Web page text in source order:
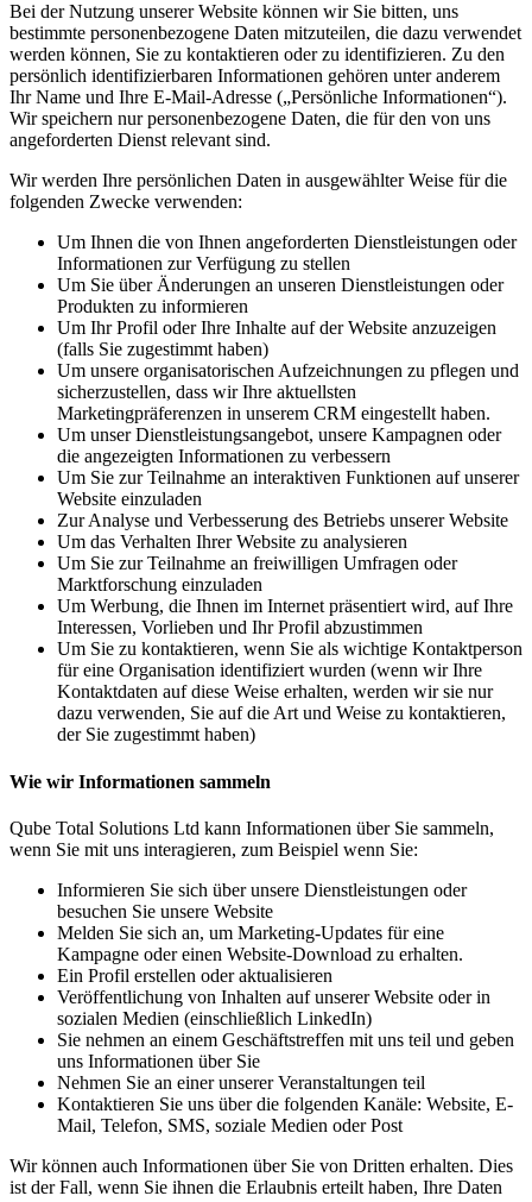
Bei der Nutzung unserer Website können wir Sie bitten, uns
bestimmte personenbezogene Daten mitzuteilen, die dazu verwendet
werden können, Sie zu kontaktieren oder zu identifizieren. Zu den
persönlich identifizierbaren Informationen gehören unter anderem
Ihr Name und Ihre E-Mail-Adresse („Persönliche Informationen“).
Wir speichern nur personenbezogene Daten, die für den von uns
angeforderten Dienst relevant sind.
Wir werden Ihre persönlichen Daten in ausgewählter Weise für die
folgenden Zwecke verwenden:
Um Ihnen die von Ihnen angeforderten Dienstleistungen oder
Informationen zur Verfügung zu stellen
Um Sie über Änderungen an unseren Dienstleistungen oder
Produkten zu informieren
Um Ihr Profil oder Ihre Inhalte auf der Website anzuzeigen
(falls Sie zugestimmt haben)
Um unsere organisatorischen Aufzeichnungen zu pflegen und
sicherzustellen, dass wir Ihre aktuellsten
Marketingpräferenzen in unserem CRM eingestellt haben.
Um unser Dienstleistungsangebot, unsere Kampagnen oder
die angezeigten Informationen zu verbessern
Um Sie zur Teilnahme an interaktiven Funktionen auf unserer
Website einzuladen
Zur Analyse und Verbesserung des Betriebs unserer Website
Um das Verhalten Ihrer Website zu analysieren
Um Sie zur Teilnahme an freiwilligen Umfragen oder
Marktforschung einzuladen
Um Werbung, die Ihnen im Internet präsentiert wird, auf Ihre
Interessen, Vorlieben und Ihr Profil abzustimmen
Um Sie zu kontaktieren, wenn Sie als wichtige Kontaktperson
für eine Organisation identifiziert wurden (wenn wir Ihre
Kontaktdaten auf diese Weise erhalten, werden wir sie nur
dazu verwenden, Sie auf die Art und Weise zu kontaktieren,
der Sie zugestimmt haben)
Wie wir Informationen sammeln
Qube Total Solutions Ltd kann Informationen über Sie sammeln,
wenn Sie mit uns interagieren, zum Beispiel wenn Sie:
Informieren Sie sich über unsere Dienstleistungen oder
besuchen Sie unsere Website
Melden Sie sich an, um Marketing-Updates für eine
Kampagne oder einen Website-Download zu erhalten.
Ein Profil erstellen oder aktualisieren
Veröffentlichung von Inhalten auf unserer Website oder in
sozialen Medien (einschließlich LinkedIn)
Sie nehmen an einem Geschäftstreffen mit uns teil und geben
uns Informationen über Sie
Nehmen Sie an einer unserer Veranstaltungen teil
Kontaktieren Sie uns über die folgenden Kanäle: Website, E-
Mail, Telefon, SMS, soziale Medien oder Post
Wir können auch Informationen über Sie von Dritten erhalten. Dies
ist der Fall, wenn Sie ihnen die Erlaubnis erteilt haben, Ihre Daten